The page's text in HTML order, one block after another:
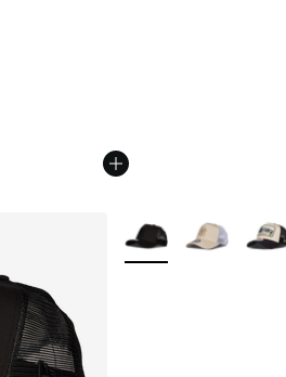
Plus de couleurs